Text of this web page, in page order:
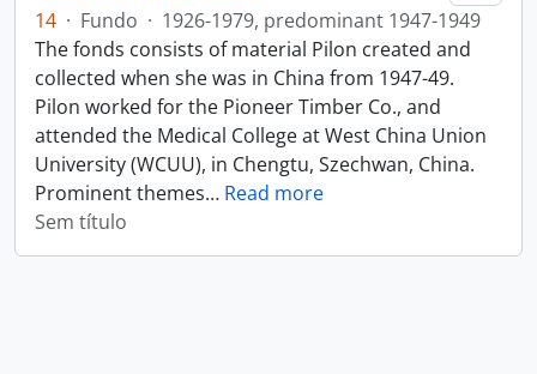
14 · Fundo · 1926-1979, predominant 1947-1949
The fonds consists of material Pilon created and
collected when she was in China from 1947-49.
Pilon worked for the Pioneer Timber Co., and
attended the Medical College at West China Union
University (WCUU), in Chengtu, Szechwan, China.
Prominent themes… Read more
Sem título